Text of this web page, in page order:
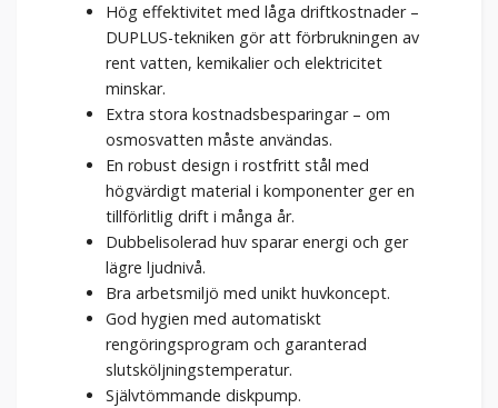
Hög effektivitet med låga driftkostnader –
DUPLUS-tekniken gör att förbrukningen av
rent vatten, kemikalier och elektricitet
minskar.
Extra stora kostnadsbesparingar – om
osmosvatten måste användas.
En robust design i rostfritt stål med
högvärdigt material i komponenter ger en
tillförlitlig drift i många år.
Dubbelisolerad huv sparar energi och ger
lägre ljudnivå.
Bra arbetsmiljö med unikt huvkoncept.
God hygien med automatiskt
rengöringsprogram och garanterad
slutsköljningstemperatur.
Självtömmande diskpump.